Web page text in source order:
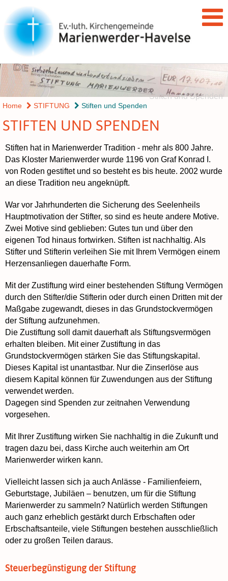
Stiften und Spenden
Home STIFTUNG Stiften und Spenden
STIFTEN UND SPENDEN
Stiften hat in Marienwerder Tradition - mehr als 800 Jahre.
Das Kloster Marienwerder wurde 1196 von Graf Konrad I.
von Roden gestiftet und so besteht es bis heute. 2002 wurde
an diese Tradition neu angeknüpft.
War vor Jahrhunderten die Sicherung des Seelenheils
Hauptmotivation der Stifter, so sind es heute andere Motive.
Zwei Motive sind geblieben: Gutes tun und über den
eigenen Tod hinaus fortwirken. Stiften ist nachhaltig. Als
Stifter und Stifterin verleihen Sie mit Ihrem Vermögen einem
Herzensanliegen dauerhafte Form.
Mit der Zustiftung wird einer bestehenden Stiftung Vermögen
durch den Stifter/die Stifterin oder durch einen Dritten mit der
Maßgabe zugewandt, dieses in das Grundstockvermögen
der Stiftung aufzunehmen.
Die Zustiftung soll damit dauerhaft als Stiftungsvermögen
erhalten bleiben. Mit einer Zustiftung in das
Grundstockvermögen stärken Sie das Stiftungskapital.
Dieses Kapital ist unantastbar. Nur die Zinserlöse aus
diesem Kapital können für Zuwendungen aus der Stiftung
verwendet werden.
Dagegen sind Spenden zur zeitnahen Verwendung
vorgesehen.
Mit Ihrer Zustiftung wirken Sie nachhaltig in die Zukunft und
tragen dazu bei, dass Kirche auch weiterhin am Ort
Marienwerder wirken kann.
Vielleicht lassen sich ja auch Anlässe - Familienfeiern,
Geburtstage, Jubiläen – benutzen, um für die Stiftung
Marienwerder zu sammeln? Natürlich werden Stiftungen
auch ganz erheblich gestärkt durch Erbschaften oder
Erbschaftsanteile, viele Stiftungen bestehen ausschließlich
oder zu großen Teilen daraus.
Steuerbegünstigung der Stiftung